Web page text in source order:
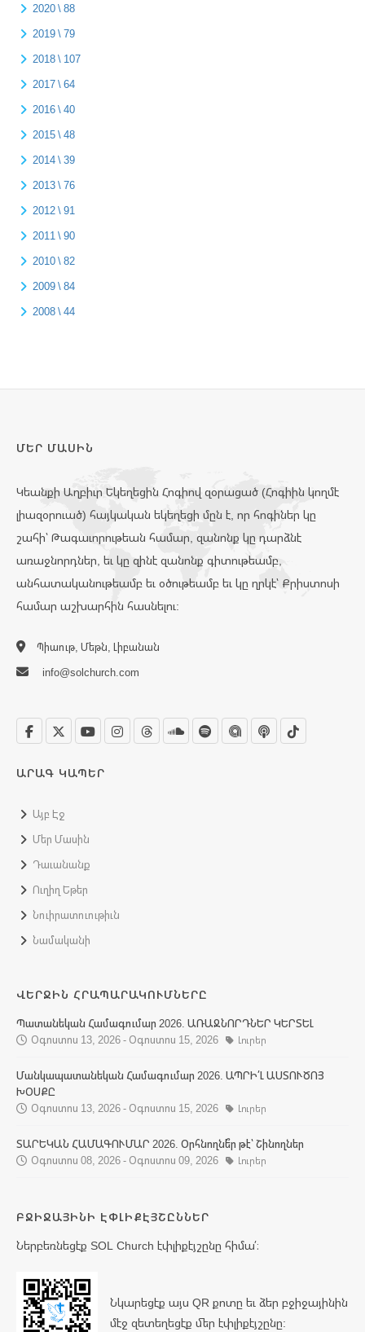
2020 \ 88
2019 \ 79
2018 \ 107
2017 \ 64
2016 \ 40
2015 \ 48
2014 \ 39
2013 \ 76
2012 \ 91
2011 \ 90
2010 \ 82
2009 \ 84
2008 \ 44
ՄԵՐ ՄԱՍԻՆ
Կեանքի Աղբիւր Եկեղեցին Հոգիով զօրացած (Հոգիին կողմէ
լիազօրուած) հայկական եկեղեցի մըն է, որ հոգիներ կը
շահի՝ Թագաւորութեան համար, զանոնք կը դարձնէ
առաջնորդներ, եւ կը զինէ զանոնք գիտութեամբ,
անհատականութեամբ եւ օծութեամբ եւ կը ղրկէ՝ Քրիստոսի
համար աշխարհին հասնելու:
Պիաութ, Մեթն, Լիբանան
info@solchurch.com
ԱՐԱԳ ԿԱՊԵՐ
Այբ Էջ
Մեր Մասին
Դաւանանք
Ուղիղ Եթեր
Նուիրատուութիւն
Նամականի
ՎԵՐՋԻՆ ՀՐԱՊԱՐԱԿՈՒՄՆԵՐԸ
Պատանեկան Համագումար 2026. ԱՌԱՋՆՈՐԴՆԵՐ ԿԵՐՏԵԼ
Օգոստոս 13, 2026 - Օգոստոս 15, 2026
Լուրեր
Մանկապատանեկան Համագումար 2026. ԱՊՐԻ՛Լ ԱՍՏՈՒԾՈՅ
ԽՕՍՔԸ
Օգոստոս 13, 2026 - Օգոստոս 15, 2026
Լուրեր
ՏԱՐԵԿԱՆ ՀԱՄԱԳՈՒՄԱՐ 2026. Օրհնողնե՞ր թէ՝ Շինողներ
Օգոստոս 08, 2026 - Օգոստոս 09, 2026
Լուրեր
ԲՋԻՋԱՅԻՆԻ ԷՓԼԻՔԷՅՇԸՆՆԵՐ
Ներբեռնեցէք SOL Church էփլիքէյշընը հիմա՛։
Նկարեցէք այս QR քոտը եւ ձեր բջիջայինին
մէջ զետեղեցէք մեր էփլիքէյշընը: